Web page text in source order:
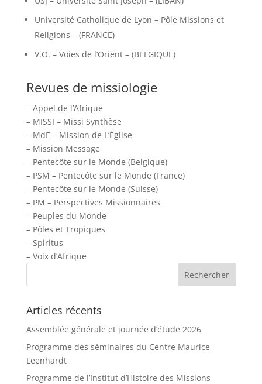
Université Catholique de Lyon – Pôle Missions et
Religions – (FRANCE)
V.O. – Voies de l’Orient – (BELGIQUE)
Revues de missiologie
– Appel de l’Afrique
– MISSI – Missi Synthèse
– MdE – Mission de L’Église
– Mission Message
– Pentecôte sur le Monde (Belgique)
– PSM – Pentecôte sur le Monde (France)
– Pentecôte sur le Monde (Suisse)
– PM – Perspectives Missionnaires
– Peuples du Monde
– Pôles et Tropiques
– Spiritus
– Voix d’Afrique
Articles récents
Assemblée générale et journée d’étude 2026
Programme des séminaires du Centre Maurice-
Leenhardt
Programme de l’Institut d’Histoire des Missions